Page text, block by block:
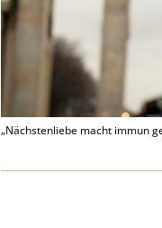
„Nächstenliebe macht immun